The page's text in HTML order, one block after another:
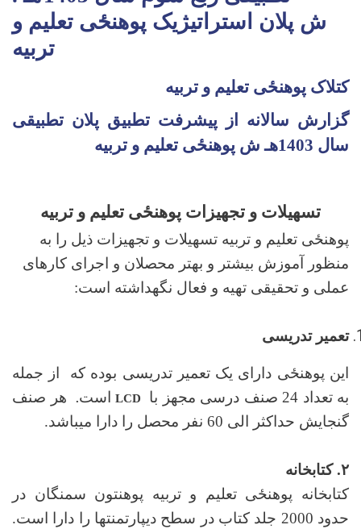
ش پلان استراتیژیک پوهنځی تعلیم و
تربیه
کتلاک پوهنځی تعلیم و تربیه
گزارش سالانه از پیشرفت تطبیق پلان تطبیقی
سال 1403هـ ش پوهن
ځی تعلیم و تربیه
تسهیلات و تجهیزات پوهنځی تعلیم و تربیه
پوهنځی تعلیم و تربیه تسهیلات و تجهیزات ذیل را به
منظور آموزش بیشتر و بهتر محصلان و اجرای کارهای
عملی و تحقیقی تهیه و فعال نگهداشته است:
تعمیر تدریسی
این پوهنځی دارای یک تعمیر تدریسی بوده که از جمله
به تعداد 24 صنف درسی مجهز با
LCD است.
هر صنف
گنجایش حداکثر الی 60 نفر محصل را دارا می­باشد.
۲. کتابخانه
کتابخانه پوهنځی تعلیم و تربیه پوهنتون سمنگان در
حدود 2000 جلد کتاب در سطح دیپارتمنت­ها را دارا است.